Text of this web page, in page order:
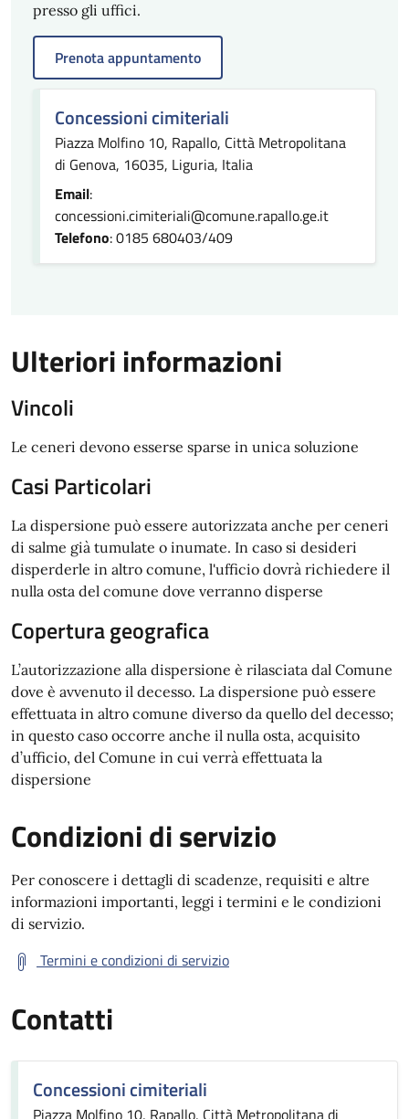
presso gli uffici.
Prenota appuntamento
Concessioni cimiteriali
Piazza Molfino 10, Rapallo, Città Metropolitana
di Genova, 16035, Liguria, Italia
Email:
concessioni.cimiteriali@comune.rapallo.ge.it
Telefono: 0185 680403/409
Ulteriori informazioni
Vincoli
Le ceneri devono esserse sparse in unica soluzione
Casi Particolari
La dispersione può essere autorizzata anche per ceneri
di salme già tumulate o inumate. In caso si desideri
disperderle in altro comune, l'ufficio dovrà richiedere il
nulla osta del comune dove verranno disperse
Copertura geografica
L’autorizzazione alla dispersione è rilasciata dal Comune
dove è avvenuto il decesso. La dispersione può essere
effettuata in altro comune diverso da quello del decesso;
in questo caso occorre anche il nulla osta, acquisito
d’ufficio, del Comune in cui verrà effettuata la
dispersione
Condizioni di servizio
Per conoscere i dettagli di scadenze, requisiti e altre
informazioni importanti, leggi i termini e le condizioni
di servizio.
Termini e condizioni di servizio
Contatti
Concessioni cimiteriali
Piazza Molfino 10, Rapallo, Città Metropolitana di